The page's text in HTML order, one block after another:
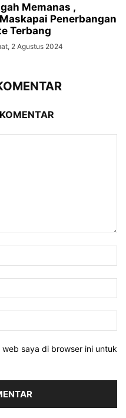
Memanas ,
Penerbangan
Terbang
2 Agustus 2024
saya di browser ini untuk